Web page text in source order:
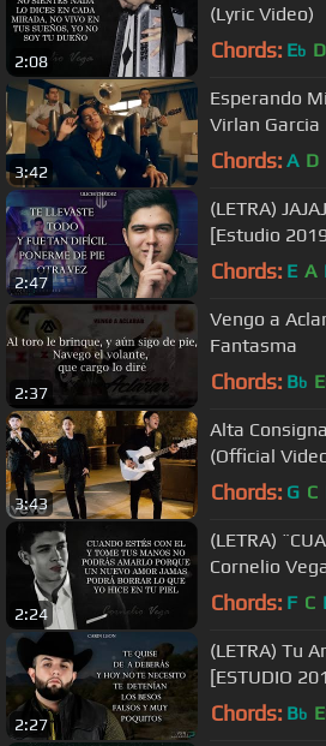
2:08
(Lyric Video)
Chords: Eb D
3:42
Esperando
Virlan Garcia
Chords: A D
2:47
(LETRA)
[Estudio
Chords: E A
2:37
Vengo a Aclarar
Fantasma
Chords: Bb E
3:43
Alta
(Official
Chords: G C
2:24
(LETRA)
Cornelio
Chords: F C
2:27
(LETRA) Tu
[ESTUDIO
Chords: Bb E